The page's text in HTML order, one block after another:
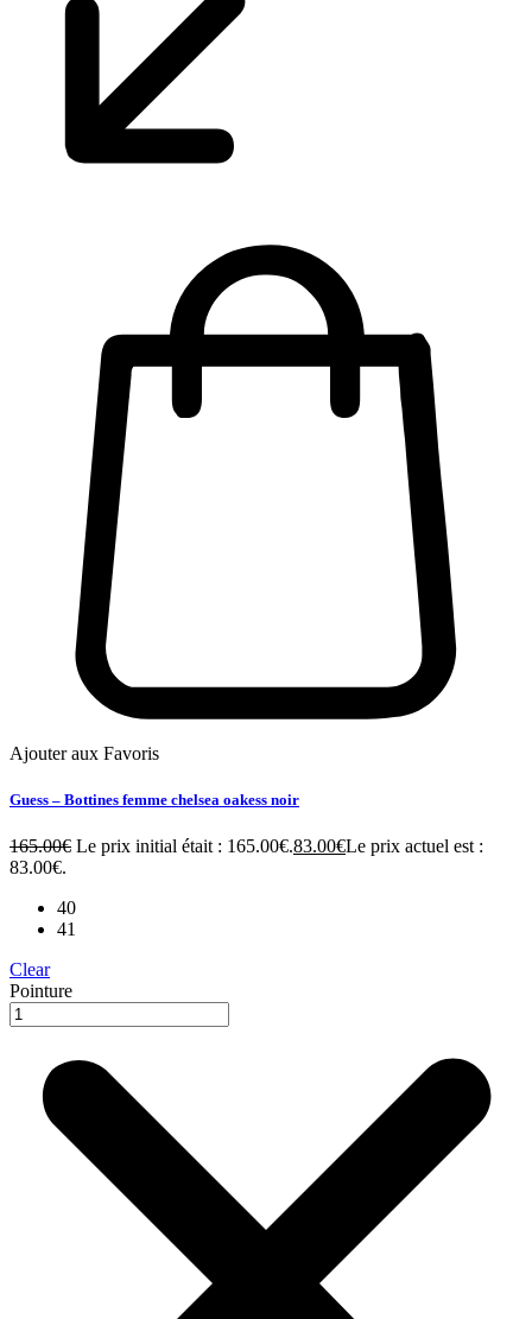
Ajouter aux Favoris
Guess – Bottines femme chelsea oakess noir
165.00€ Le prix initial était : 165.00€.83.00€Le prix actuel est :
83.00€.
40
41
Clear
Pointure